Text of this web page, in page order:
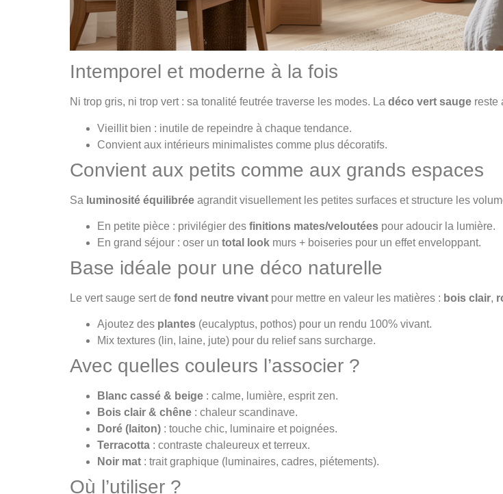
Intemporel et moderne à la fois
Ni trop gris, ni trop vert : sa tonalité feutrée traverse les modes. La déco vert sauge reste
Vieillit bien : inutile de repeindre à chaque tendance.
Convient aux intérieurs minimalistes comme plus décoratifs.
Convient aux petits comme aux grands espaces
Sa luminosité équilibrée agrandit visuellement les petites surfaces et structure les
En petite pièce : privilégier des finitions mates/veloutées pour adoucir la lumière.
En grand séjour : oser un total look murs + boiseries pour un effet enveloppant.
Base idéale pour une déco naturelle
Le vert sauge sert de fond neutre vivant pour mettre en valeur les matières : bois clair,
Ajoutez des plantes (eucalyptus, pothos) pour un rendu 100% vivant.
Mix textures (lin, laine, jute) pour du relief sans surcharge.
Avec quelles couleurs l’associer ?
Blanc cassé & beige : calme, lumière, esprit zen.
Bois clair & chêne : chaleur scandinave.
Doré (laiton) : touche chic, luminaire et poignées.
Terracotta : contraste chaleureux et terreux.
Noir mat : trait graphique (luminaires, cadres, piétements).
Où l’utiliser ?